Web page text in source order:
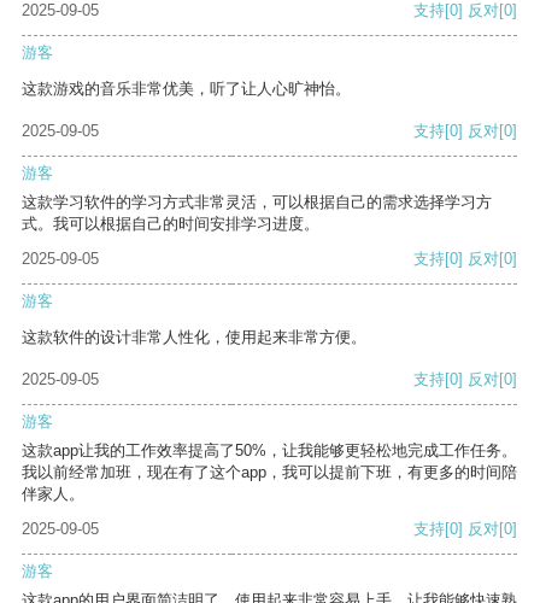
2025-09-05
支持[0] 反对[0]
游客
这款游戏的音乐非常优美，听了让人心旷神怡。
2025-09-05 支持[0] 反对[0]
游客
这款学习软件的学习方式非常灵活，可以根据自己的需求选择学习方
式。我可以根据自己的时间安排学习进度。
2025-09-05
支持[0] 反对[0]
游客
这款软件的设计非常人性化，使用起来非常方便。
2025-09-05 支持[0] 反对[0]
游客
这款app让我的工作效率提高了50%，让我能够更轻松地完成工作任务。
我以前经常加班，现在有了这个app，我可以提前下班，有更多的时间陪
伴家人。
2025-09-05
支持[0] 反对[0]
游客